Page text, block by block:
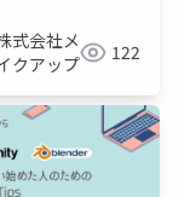
式会社メ
クアップ
122